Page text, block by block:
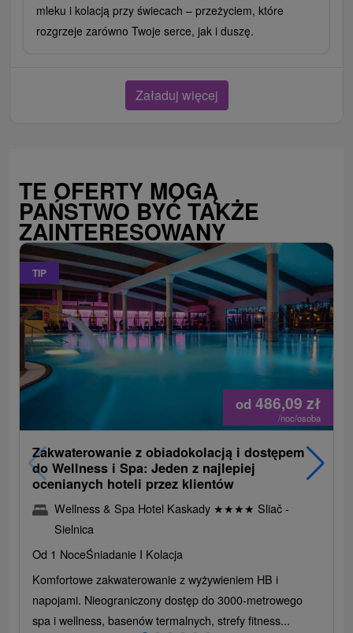
mleku i kolacją przy świecach – przeżyciem, które
rozgrzeje zarówno Twoje serce, jak i duszę.
Załaduj więcej
TE OFERTY MOGĄ
PAŃSTWO BYĆ TAKŻE
ZAINTERESOWANY
TIP
od 486,09 zł
/noc/osoba
Zakwaterowanie z obiadokolacją i dostępem
do Wellness i Spa: Jeden z najlepiej
ocenianych hoteli przez klientów
Wellness & Spa Hotel Kaskady ★★★★ Sliač -
Sielnica
Od 1 NoceŚniadanie I Kolacja
Komfortowe zakwaterowanie z wyżywieniem HB i
napojami. Nieograniczony dostęp do 3000-metrowego
spa i wellness, basenów termalnych, strefy fitness...